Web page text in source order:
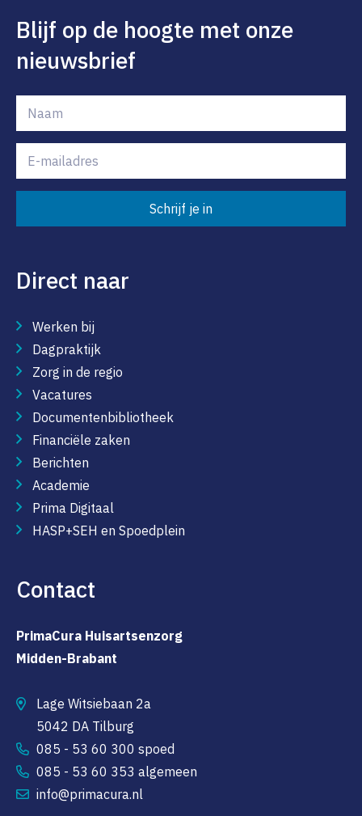
Blijf op de hoogte met onze
nieuwsbrief
Schrijf je in
Direct naar
Werken bij
Dagpraktijk
Zorg in de regio
Vacatures
Documentenbibliotheek
Financiële zaken
Berichten
Academie
Prima Digitaal
HASP+SEH en Spoedplein
Contact
PrimaCura Huisartsenzorg
Midden-Brabant
Lage Witsiebaan 2a
5042 DA Tilburg
085 - 53 60 300 spoed
085 - 53 60 353 algemeen
info@primacura.nl